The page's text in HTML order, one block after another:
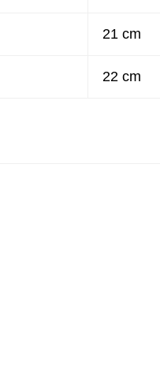
21 cm
22 cm